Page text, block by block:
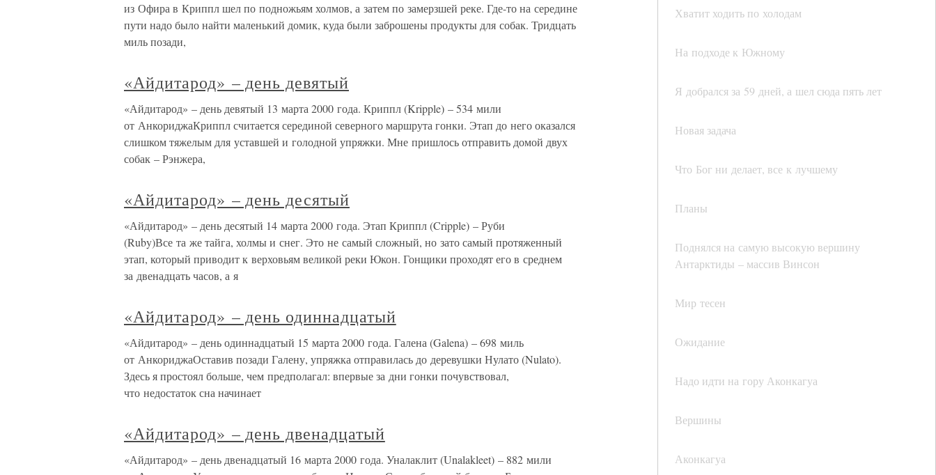
Хватит ходить по холодам
На подходе к Южному
Я добрался за 59 дней, а шел сюда пять лет
Новая задача
Что Бог ни делает, все к лучшему
Планы
Поднялся на самую высокую вершину
Антарктиды – массив Винсон
Мир тесен
Ожидание
Надо идти на гору Аконкагуа
Вершины
Аконкагуа
из Офира в Криппл шел по подножьям холмов, а затем по замерзшей реке. Где-то на середине
пути надо было найти маленький домик, куда были заброшены продукты для собак. Тридцать
миль позади,
«Айдитарод» – день девятый
«Айдитарод» – день девятый 13 марта 2000 года. Криппл (Kripple) – 534 мили
от АнкориджаКриппл считается серединой северного маршрута гонки. Этап до него оказался
слишком тяжелым для уставшей и голодной упряжки. Мне пришлось отправить домой двух
собак – Рэнжера,
«Айдитарод» – день десятый
«Айдитарод» – день десятый 14 марта 2000 года. Этап Криппл (Cripple) – Руби
(Ruby)Все та же тайга, холмы и снег. Это не самый сложный, но зато самый протяженный
этап, который приводит к верховьям великой реки Юкон. Гонщики проходят его в среднем
за двенадцать часов, а я
«Айдитарод» – день одиннадцатый
«Айдитарод» – день одиннадцатый 15 марта 2000 года. Галена (Galena) – 698 миль
от АнкориджаОставив позади Галену, упряжка отправилась до деревушки Нулато (Nulato).
Здесь я простоял больше, чем предполагал: впервые за дни гонки почувствовал,
что недостаток сна начинает
«Айдитарод» – день двенадцатый
«Айдитарод» – день двенадцатый 16 марта 2000 года. Уналаклит (Unalakleet) – 882 мили